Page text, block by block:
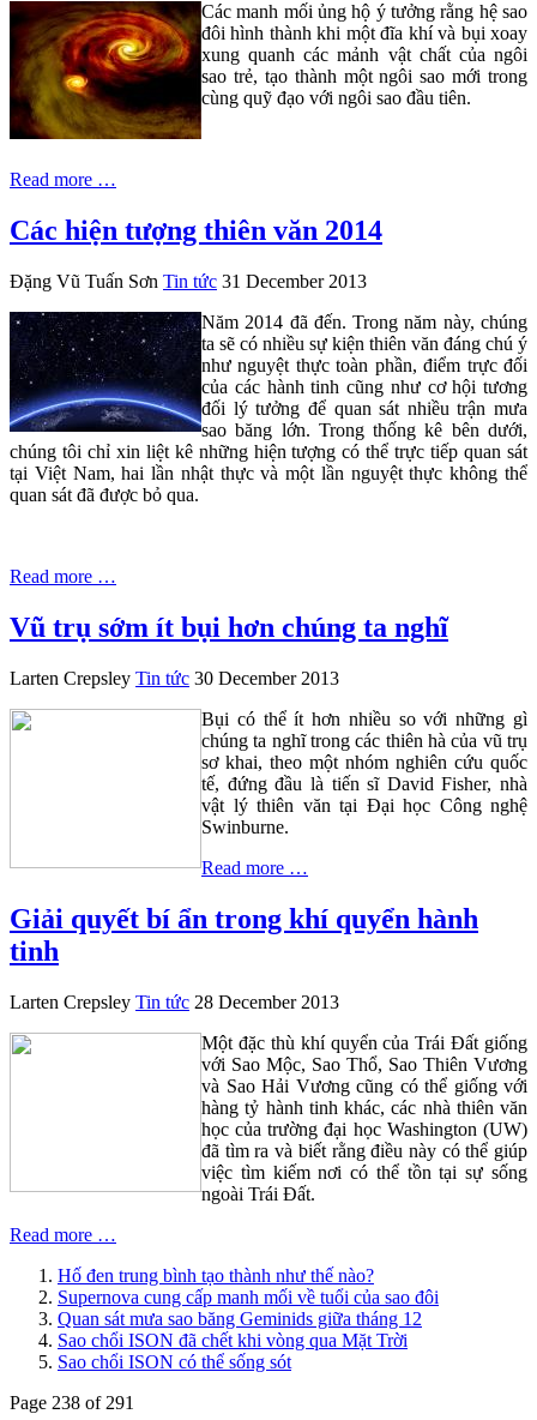
Các manh mối ủng hộ ý tưởng rằng hệ sao
đôi hình thành khi một đĩa khí và bụi xoay
xung quanh các mảnh vật chất của ngôi
sao trẻ, tạo thành một ngôi sao mới trong
cùng quỹ đạo với ngôi sao đầu tiên.
Read more …
Các hiện tượng thiên văn 2014
Đặng Vũ Tuấn Sơn Tin tức 31 December 2013
Năm 2014 đã đến. Trong năm này, chúng
ta sẽ có nhiều sự kiện thiên văn đáng chú ý
như nguyệt thực toàn phần, điểm trực đối
của các hành tinh cũng như cơ hội tương
đối lý tưởng để quan sát nhiều trận mưa
sao băng lớn. Trong thống kê bên dưới,
chúng tôi chỉ xin liệt kê những hiện tượng có thể trực tiếp quan sát
tại Việt Nam, hai lần nhật thực và một lần nguyệt thực không thể
quan sát đã được bỏ qua.
Read more …
Vũ trụ sớm ít bụi hơn chúng ta nghĩ
Larten Crepsley Tin tức 30 December 2013
Bụi có thể ít hơn nhiều so với những gì
chúng ta nghĩ trong các thiên hà của vũ trụ
sơ khai, theo một nhóm nghiên cứu quốc
tế, đứng đầu là tiến sĩ David Fisher, nhà
vật lý thiên văn tại Đại học Công nghệ
Swinburne.
Read more …
Giải quyết bí ẩn trong khí quyển hành
tinh
Larten Crepsley Tin tức 28 December 2013
Một đặc thù khí quyển của Trái Đất giống
với Sao Mộc, Sao Thổ, Sao Thiên Vương
và Sao Hải Vương cũng có thể giống với
hàng tỷ hành tinh khác, các nhà thiên văn
học của trường đại học Washington (UW)
đã tìm ra và biết rằng điều này có thể giúp
việc tìm kiếm nơi có thể tồn tại sự sống
ngoài Trái Đất.
Read more …
Hố đen trung bình tạo thành như thế nào?
Supernova cung cấp manh mối về tuổi của sao đôi
Quan sát mưa sao băng Geminids giữa tháng 12
Sao chổi ISON đã chết khi vòng qua Mặt Trời
Sao chổi ISON có thể sống sót
Page 238 of 291